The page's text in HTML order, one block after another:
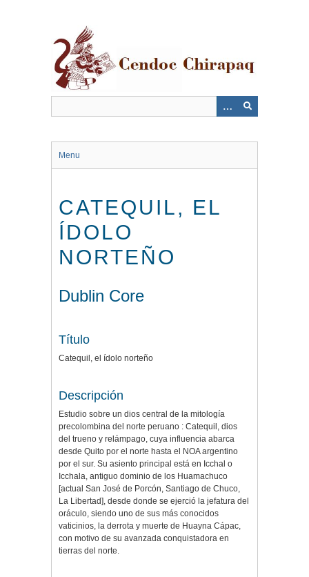
Menu
CATEQUIL, EL
ÍDOLO
NORTEÑO
Dublin Core
Título
Catequil, el ídolo norteño
Descripción
Estudio sobre un dios central de la mitología
precolombina del norte peruano : Catequil, dios
del trueno y relámpago, cuya influencia abarca
desde Quito por el norte hasta el NOA argentino
por el sur. Su asiento principal está en Icchal o
Icchala, antiguo dominio de los Huamachuco
[actual San José de Porcón, Santiago de Chuco,
La Libertad], desde donde se ejerció la jefatura del
oráculo, siendo uno de sus más conocidos
vaticinios, la derrota y muerte de Huayna Cápac,
con motivo de su avanzada conquistadora en
tierras del norte.